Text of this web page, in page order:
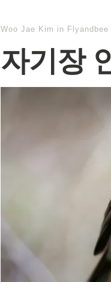
Woo Jae Kim in Flyandbee
자기장